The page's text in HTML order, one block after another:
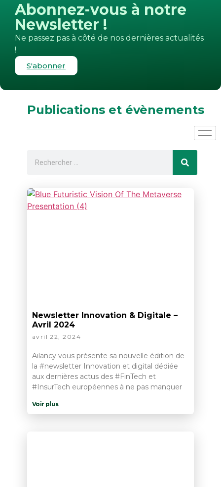
Abonnez-vous à notre
Newsletter !
Ne passez pas à côté de nos dernières actualités
!
S'abonner
Publications et évènements
Newsletter Innovation & Digitale –
Avril 2024
avril 22, 2024
Ailancy vous présente sa nouvelle édition de
la #newsletter Innovation et digital dédiée
aux dernières actus des #FinTech et
#InsurTech européennes à ne pas manquer
Voir plus